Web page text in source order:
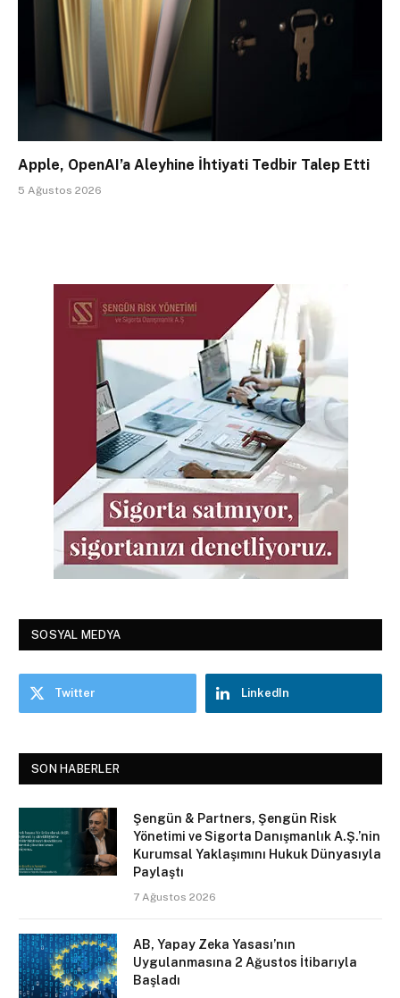
Apple, OpenAI’a Aleyhine İhtiyati Tedbir Talep Etti
5 Ağustos 2026
SOSYAL MEDYA
Twitter LinkedIn
SON HABERLER
Şengün & Partners, Şengün Risk
Yönetimi ve Sigorta Danışmanlık A.Ş.’nin
Kurumsal Yaklaşımını Hukuk Dünyasıyla
Paylaştı
7 Ağustos 2026
AB, Yapay Zeka Yasası’nın
Uygulanmasına 2 Ağustos İtibarıyla
Başladı